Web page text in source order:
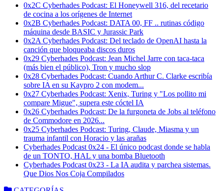
0x2C Cyberhades Podcast: El Honeywell 316, del recetario
de cocina a los orígenes de Internet
0x2B Cyberhades Podcast: DATA 00, FF .. rutinas código
máquina desde BASIC y Jurassic Park
0x2A Cyberhades Podcast: Del teclado de OpenAI hasta la
canción que bloqueaba discos duros
0x29 Cyberhades Podcast: Jean Michel Jarre con taca-taca
(más bien el público), Tron y mucho slop
0x28 Cyberhades Podcast: Cuando Arthur C. Clarke escribía
sobre IA en su Kaypro 2 con modem...
0x27 Cyberhades Podcast: Xenix, Turing y "Los pollito mi
compare Migue", supera este cóctel IA
0x26 Cyberhades Podcast: De la furgoneta de Jobs al teléfono
de Commodore en 2026...
0x25 Cyberhades Podcast: Turing, Claude, Miasma y un
trauma infantil con Horacio y las arañas
Cyberhades Podcast 0x24 - El único podcast donde se habla
de un TONTO, HAL y una bomba Bluetooth
Cyberhades Podcast 0x23 - La IA audita y parchea sistemas.
Que Dios Nos Coja Compilados